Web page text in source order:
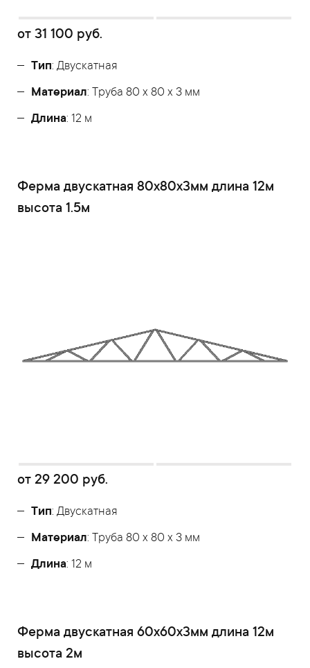
от 31 100 руб.
Тип: Двускатная
Материал: Труба 80 x 80 x 3 мм
Длина: 12 м
Ферма двускатная 80x80x3мм длина 12м
высота 1.5м
от 29 200 руб.
Тип: Двускатная
Материал: Труба 80 x 80 x 3 мм
Длина: 12 м
Ферма двускатная 60x60x3мм длина 12м
высота 2м